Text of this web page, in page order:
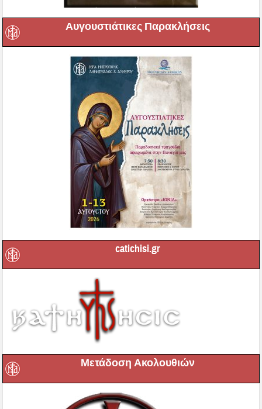
Αυγουστιάτικες Παρακλήσεις
catichisi.gr
Μετάδοση Ακολουθιών